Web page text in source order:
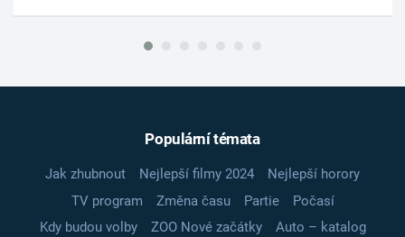
Populární témata
Jak zhubnout Nejlepší filmy 2024
Nejlepší horory
TV program
Změna času Partie
Počasí
Kdy budou volby
ZOO Nové začátky
Auto – katalog